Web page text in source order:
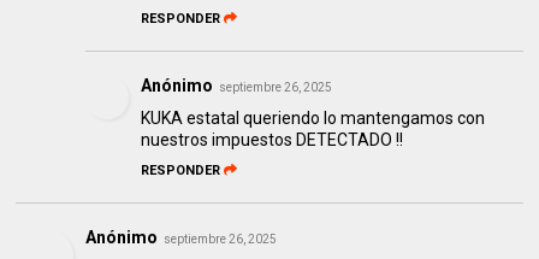
RESPONDER
Anónimo septiembre 26, 2025
KUKA estatal queriendo lo mantengamos con
nuestros impuestos DETECTADO !!
RESPONDER
Anónimo septiembre 26, 2025